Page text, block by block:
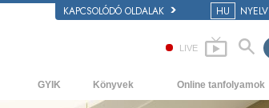
KAPCSOLÓDÓ OLDALAK HU NYELV
LIVE
GYIK Könyvek Online tanfolyamok